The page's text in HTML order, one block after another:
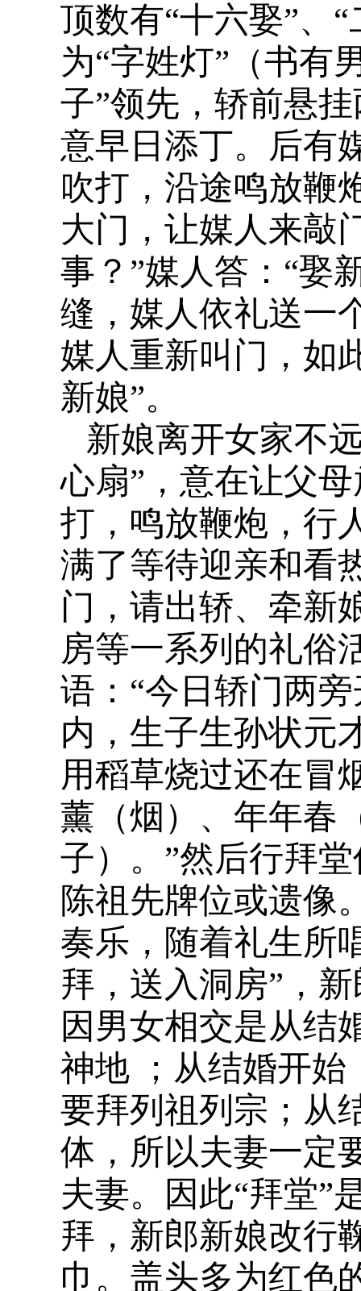
顶数有“十六娶”、
为“字姓灯”（书有
子”领先，轿前悬
意早日添丁。后有
吹打，沿途鸣放鞭
大门，让媒人来敲
事？”媒人答：“娶
缝，媒人依礼送一
媒人重新叫门，如
新娘”。
新娘离开女家不
心扇”，意在让父
打，鸣放鞭炮，行
满了等待迎亲和看
门，请出轿、牵新
房等一系列的礼俗
语：“今日轿门两
内，生子生孙状元
用稻草烧过还在冒
薰（烟）、年年春
子）。”然后行拜
陈祖先牌位或遗像
奏乐，随着礼生所
拜，送入洞房”，
因男女相交是从结
神地 ；从结婚开始
要拜列祖列宗；从
体，所以夫妻一定
夫妻。因此“拜堂”
拜，新郎新娘改行
巾。盖头多为红色